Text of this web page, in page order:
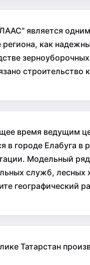
является
региона, как
строительство
время ведущим
в городе Елабуга
Модельный
служб, лесных
географический
Татарстан